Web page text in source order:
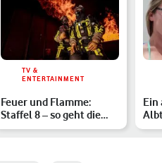
TV &
ENTERTAINMENT
Feuer und Flamme:
Staffel 8 – so geht die
Feuerwehrdoku weiter
Ein